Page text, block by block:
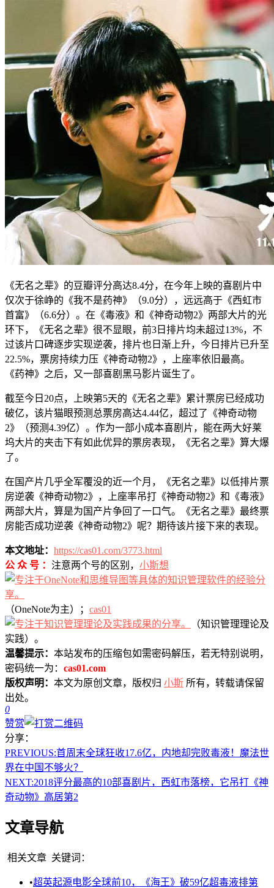
《无名之辈》的豆瓣评分高达8.4分，在今年上映的喜剧片中
仅次于徐峥的《我不是药神》（9.0分），远远高于《西虹市
首富》（6.6分）。在《毒液》和《神奇动物2》两部大片的光
环下，《无名之辈》很不显眼，前3日排片均未超过13%，不
过该片口碑逐步实现逆袭，排片也日渐上升，今日排片已升至
22.5%，票房持续力压《神奇动物2》，上座率依旧最高。
《药神》之后，又一部喜剧黑马影片诞生了。
截至今日20点，上映第5天的《无名之辈》累计票房已经成功
破亿，该片猫眼预测总票房高达4.44亿，超过了《神奇动物
2》（预测4.39亿）。作为一部小成本喜剧片，能在两大好莱
坞大片的夹击下有如此优异的票房表现，《无名之辈》算大爆
了。
在国产片几乎全军覆没的近一个月，《无名之辈》以低排片票
房逆袭《神奇动物2》，上座率吊打《神奇动物2》和《毒液》
两部大片，算是为国产片争回了一口气。《无名之辈》最终票
房能否成功逆袭《神奇动物2》呢？期待该片接下来的表现。
本文地址： https://cas01.com/3773.html
公 众 号 ： 注意两个号的区别， 小斯想
（OneNote为主）； cas01
（知识管理理论及
实践）。
温馨提示： 本站发布的压缩包如需密码解压，若无特别说明，
密码统一为： cas01.com
版权声明： 本文为原创文章，版权归 小斯 所有，转载请保留
出处。
0
赞赏
分享：
PREVIOUS:首周末全球狂收17.6亿，内地却完败毒液！魔法世
界在中国不够火？
NEXT:2018评分最高的10部喜剧片，西虹市落榜，它吊打《神
奇动物》高居第2
文章导航
相关文章 关键词：
•超英起源电影全球前10，《海王》破59亿超毒液排第